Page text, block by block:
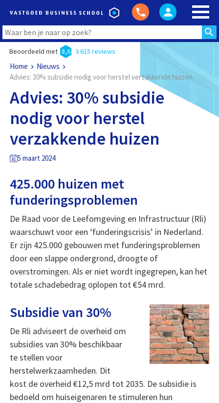
Beoordeeld met 8,6 3.615 reviews
Home
Nieuws
Advies: 30% subsidie nodig voor herstel verzakkende huizen
Advies: 30% subsidie
nodig voor herstel
verzakkende huizen
5 maart 2024
425.000 huizen met
funderingsproblemen
De Raad voor de Leefomgeving en Infrastructuur (Rli)
waarschuwt voor een ‘funderingscrisis’ in Nederland.
Er zijn 425.000 gebouwen met funderingsproblemen
door een slappe ondergrond, droogte of
overstromingen. Als er niet wordt ingegrepen, kan het
totale schadebedrag oplopen tot €54 mrd.
Subsidie van 30%
De Rli adviseert de overheid om
subsidies van 30% beschikbaar
te stellen voor
herstelwerkzaamheden. Dit
kost de overheid €12,5 mrd tot 2035. De subsidie is
bedoeld om huiseigenaren te stimuleren hun